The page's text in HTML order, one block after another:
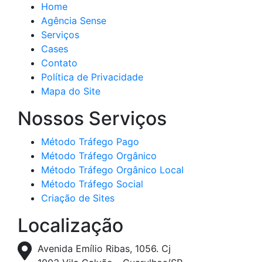
Home
Agência Sense
Serviços
Cases
Contato
Política de Privacidade
Mapa do Site
Nossos Serviços
Método Tráfego Pago
Método Tráfego Orgânico
Método Tráfego Orgânico Local
Método Tráfego Social
Criação de Sites
Localização
Avenida Emílio Ribas, 1056. Cj